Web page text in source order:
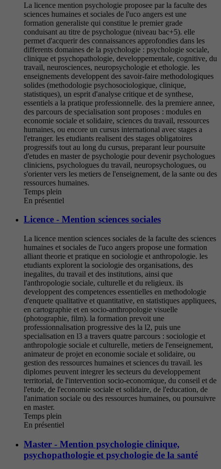
La licence mention psychologie proposee par la faculte des
sciences humaines et sociales de l'uco angers est une
formation generaliste qui constitue le premier grade
conduisant au titre de psychologue (niveau bac+5). elle
permet d'acquerir des connaissances approfondies dans les
differents domaines de la psychologie : psychologie sociale,
clinique et psychopathologie, developpementale, cognitive, du
travail, neurosciences, neuropsychologie et ethologie. les
enseignements developpent des savoir-faire methodologiques
solides (methodologie psychosociologique, clinique,
statistiques), un esprit d'analyse critique et de synthese,
essentiels a la pratique professionnelle. des la premiere annee,
des parcours de specialisation sont proposes : modules en
economie sociale et solidaire, sciences du travail, ressources
humaines, ou encore un cursus international avec stages a
l'etranger. les etudiants realisent des stages obligatoires
progressifs tout au long du cursus, preparant leur poursuite
d'etudes en master de psychologie pour devenir psychologues
cliniciens, psychologues du travail, neuropsychologues, ou
s'orienter vers les metiers de l'enseignement, de la sante ou des
ressources humaines.
Temps plein
En présentiel
Licence - Mention sciences sociales
La licence mention sciences sociales de la faculte des sciences
humaines et sociales de l'uco angers propose une formation
alliant theorie et pratique en sociologie et anthropologie. les
etudiants explorent la sociologie des organisations, des
inegalites, du travail et des institutions, ainsi que
l'anthropologie sociale, culturelle et du religieux. ils
developpent des competences essentielles en methodologie
d'enquete qualitative et quantitative, en statistiques appliquees,
en cartographie et en socio-anthropologie visuelle
(photographie, film). la formation prevoit une
professionnalisation progressive des la l2, puis une
specialisation en l3 a travers quatre parcours : sociologie et
anthropologie sociale et culturelle, metiers de l'enseignement,
animateur de projet en economie sociale et solidaire, ou
gestion des ressources humaines et sciences du travail. les
diplomes peuvent integrer les secteurs du developpement
territorial, de l'intervention socio-economique, du conseil et de
l'etude, de l'economie sociale et solidaire, de l'education, de
l'animation sociale ou des ressources humaines, ou poursuivre
en master.
Temps plein
En présentiel
Master - Mention psychologie clinique,
psychopathologie et psychologie de la santé